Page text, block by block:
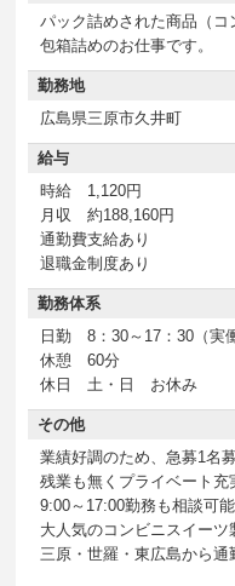
パック詰めされた商品（
包箱詰めのお仕事です。
勤務地
広島県三原市久井町
給与
時給 1,120円
月収 約188,160円
通勤費支給あり
退職金制度あり
勤務体系
日勤 8：30～17：30（実
休憩 60分
休日 土・日 お休み
その他
業績好調のため、急募1名
残業も無くプライベート充
9:00～17:00勤務も相談可能
大人気のコンビニスイーツ
三原・世羅・東広島から通